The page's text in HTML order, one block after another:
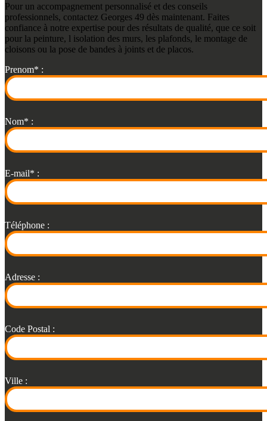
Pour un accompagnement personnalisé et des conseils
professionnels, contactez Georges 49 dès maintenant. Faites
confiance à notre expertise pour des résultats de qualité, que ce soit
pour la peinture, l isolation des murs, les plafonds, le montage de
cloisons ou la pose de bandes à joints et de placos.
Prenom* :
Nom* :
E-mail* :
Téléphone :
Adresse :
Code Postal :
Ville :